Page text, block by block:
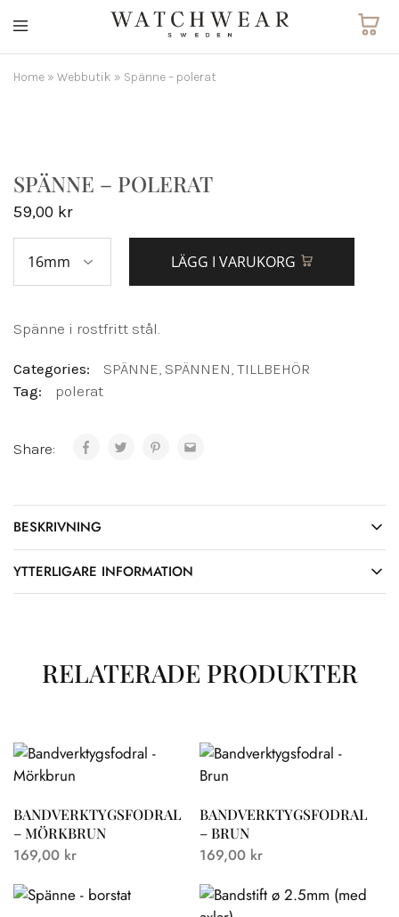
straps
and
Home » Webbutik » Spänne – polerat
SPÄNNE – POLERAT
59,00 kr
LÄGG I VARUKORG
Spänne i rostfritt stål.
Categories: SPÄNNE, SPÄNNEN, TILLBEHÖR
Tag:
polerat
Share:
BESKRIVNING
YTTERLIGARE INFORMATION
RELATERADE PRODUKTER
BANDVERKTYGSFODRAL
– MÖRKBRUN
169,00 kr
BANDVERKTYGSFODRAL
– BRUN
169,00 kr